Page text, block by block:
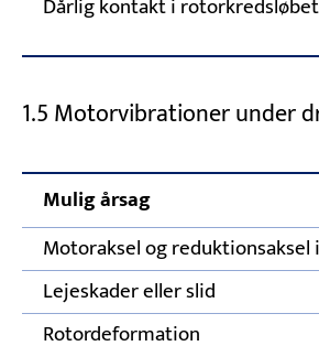
1.5 Motorvibrationer under
Mulig årsag
Motoraksel og
Lejeskader eller slid
Rotordeformation